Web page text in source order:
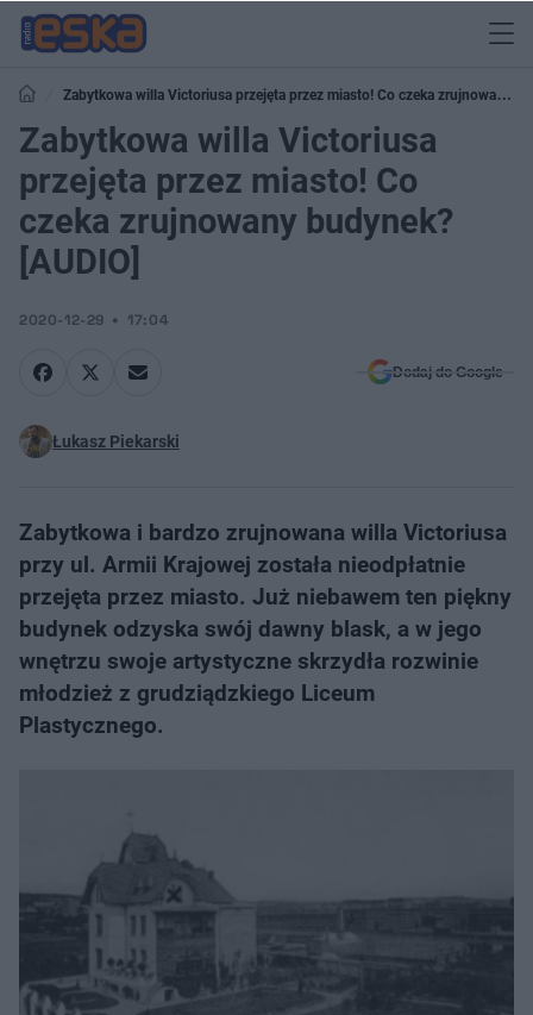
Zabytkowa willa Victoriusa przejęta przez miasto! Co czeka zrujnowany
budynek? [AUDIO]
Zabytkowa willa Victoriusa
przejęta przez miasto! Co
czeka zrujnowany budynek?
[AUDIO]
2020-12-29 17:04
Dodaj do Google
Łukasz Piekarski
Zabytkowa i bardzo zrujnowana willa Victoriusa
przy ul. Armii Krajowej została nieodpłatnie
przejęta przez miasto. Już niebawem ten piękny
budynek odzyska swój dawny blask, a w jego
wnętrzu swoje artystyczne skrzydła rozwinie
młodzież z grudziądzkiego Liceum
Plastycznego.